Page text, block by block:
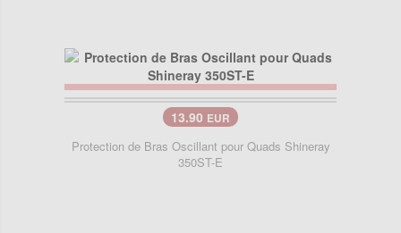
13.90 EUR
Protection de Bras Oscillant pour Quads Shineray
350ST-E